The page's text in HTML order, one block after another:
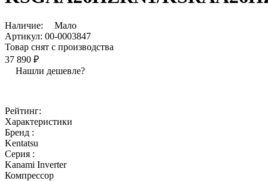
Наличие:
Мало
Артикул: 00-0003847
Товар снят с производства
37 890 ₽
Нашли дешевле?
Рейтинг:
Характеристики
Бренд :
Kentatsu
Серия :
Kanami Inverter
Компрессор